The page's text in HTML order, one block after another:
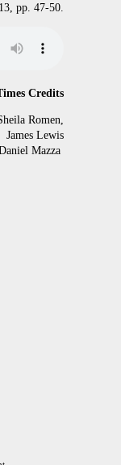
pp. 47-50.
Credits
Romen,
James Lewis
Mazza